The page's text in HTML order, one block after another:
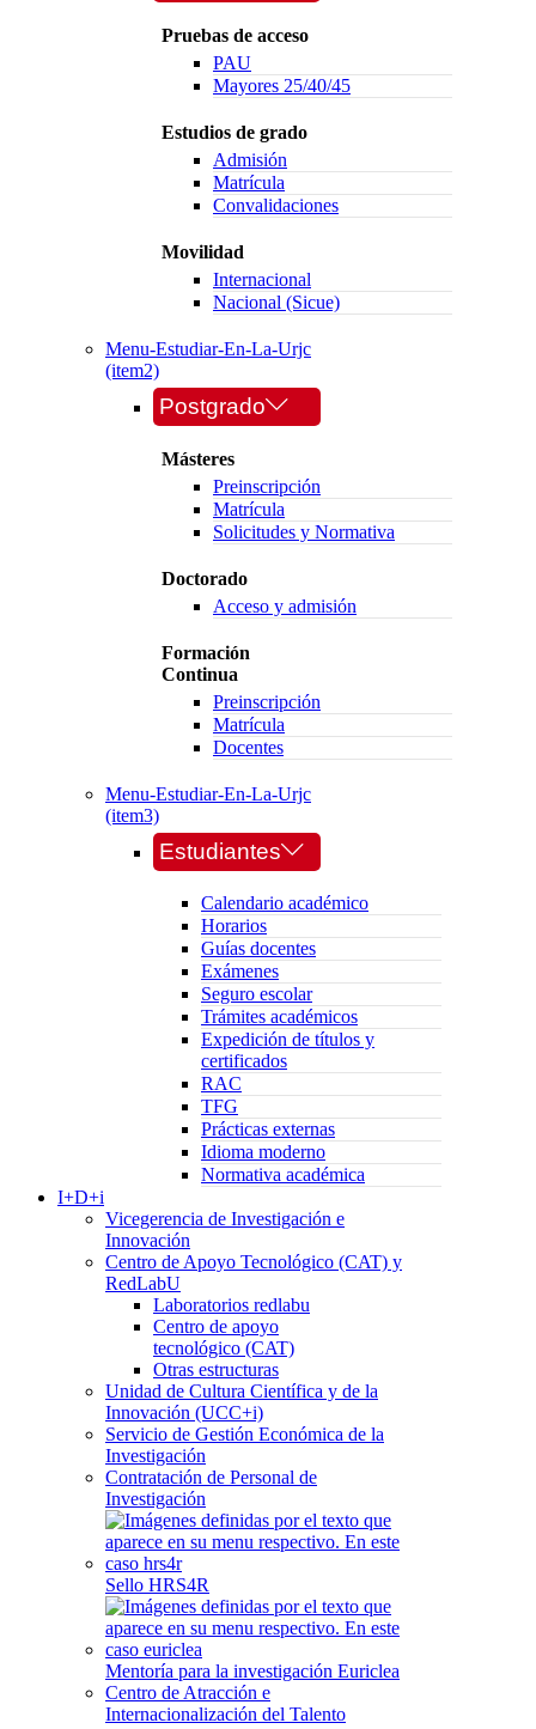
Pruebas de acceso
PAU
Mayores 25/40/45
Estudios de grado
Admisión
Matrícula
Convalidaciones
Movilidad
Internacional
Nacional (Sicue)
Menu-Estudiar-En-La-Urjc
(item2)
Postgrado
Másteres
Preinscripción
Matrícula
Solicitudes y Normativa
Doctorado
Acceso y admisión
Formación
Continua
Preinscripción
Matrícula
Docentes
Menu-Estudiar-En-La-Urjc
(item3)
Estudiantes
Calendario académico
Horarios
Guías docentes
Exámenes
Seguro escolar
Trámites académicos
Expedición de títulos y
certificados
RAC
TFG
Prácticas externas
Idioma moderno
Normativa académica
I+D+i
Vicegerencia de Investigación e
Innovación
Centro de Apoyo Tecnológico (CAT) y
RedLabU
Laboratorios redlabu
Centro de apoyo
tecnológico (CAT)
Otras estructuras
Unidad de Cultura Científica y de la
Innovación (UCC+i)
Servicio de Gestión Económica de la
Investigación
Contratación de Personal de
Investigación
Sello HRS4R
Mentoría para la investigación Euriclea
Centro de Atracción e
Internacionalización del Talento